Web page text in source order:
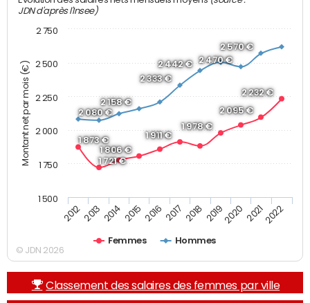
Montant net par mois (€)
JDN d'après l'Insee)
1 873 €
1 721 €
1 806 €
1 911 €
1 978 €
2 095 €
2 232 €
2 080 €
2 158 €
2 333 €
2 442 € 2 470 €
2 570 €
Femmes Hommes
2012 2013 2014 2015 2016 2017 2018 20192020 20212022
1 500
1 750
2 000
2 250
2 500
2 750
© JDN 2026
Classement des salaires des femmes par ville